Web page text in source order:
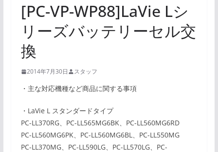
[PC-VP-WP88]LaVie Lシ
リーズバッテリーセル交
換
2014年7月30日 スタッフ
・主な対応機種など商品に関する事項
・LaVie L スタンダードタイプ
PC-LL370RG、PC-LL565MG6BK、PC-LL560MG6RD
PC-LL560MG6PK、PC-LL560MG6BL、PC-LL550MG
PC-LL370MG、PC-LL590LG、PC-LL570LG、PC-